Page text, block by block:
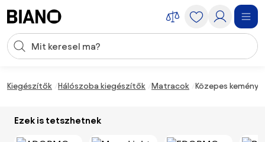
Keresési bevitel
Kiegészítők Hálószoba kiegészítők Matracok Közepes
Ezek is tetszhetnek